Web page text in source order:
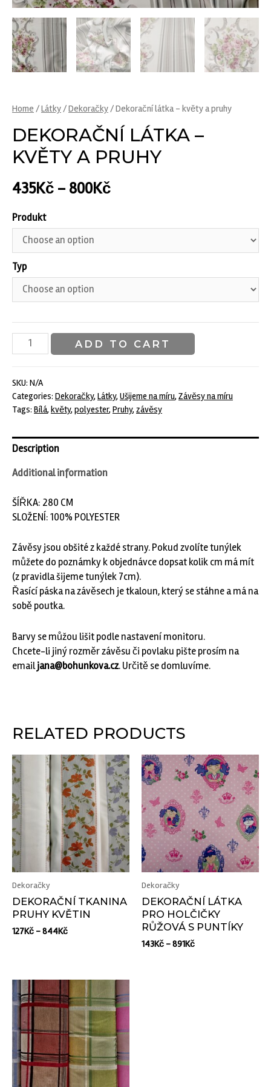
Home /Látky/Dekoračky/ Dekorační látka – květy a pruhy
DEKORAČNÍ LÁTKA –
KVĚTY A PRUHY
435Kč – 800Kč
Produkt
Typ
Dekorační
látka
květy
a
pruhy
ADD TO CART
SKU: N/A
Categories: Dekoračky, Látky, Ušijeme na míru, Závěsy na míru
Tags: Bílá, květy, polyester, Pruhy, závěsy
Description
Additional information
ŠÍŘKA: 280 CM
SLOŽENÍ: 100% POLYESTER
Závěsy jsou obšité z každé strany. Pokud zvolíte tunýlek
můžete do poznámky k objednávce dopsat kolik cm má mít
(z pravidla šijeme tunýlek 7cm).
Řasící páska na závěsech je tkaloun, který se stáhne a má na
sobě poutka.
Barvy se můžou lišit podle nastavení monitoru.
Chcete-li jiný rozměr závěsu či povlaku pište prosím na
emailjana@bohunkova.cz. Určitě se domluvíme.
RELATED PRODUCTS
Dekoračky
DEKORAČNÍ TKANINA
PRUHY KVĚTIN
127Kč –844Kč
Dekoračky
DEKORAČNÍ LÁTKA
PRO HOLČIČKY
RŮŽOVÁ S PUNTÍKY
143Kč –891Kč